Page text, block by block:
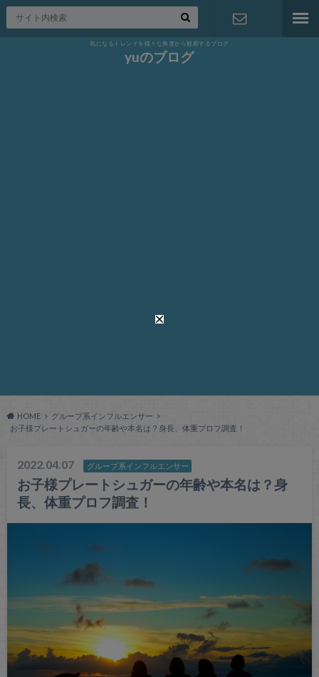
気になるトレンドを様々な角度から観察するブログ
yuのブログ
HOME
グループ系インフルエンサー
お子様プレートシュガーの年齢や本名は？身長、体重プロフ調査！
2022.04.07 グループ系インフルエンサー
お子様プレートシュガーの年齢や本名は？身
長、体重プロフ調査！